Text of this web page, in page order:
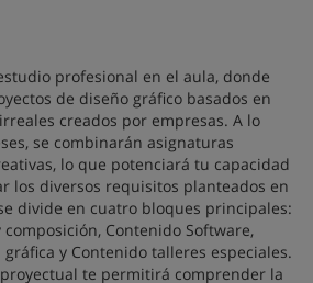
profesional en el aula, donde
de diseño gráfico basados en
creados por empresas. A lo
se combinarán asignaturas
lo que potenciará tu capacidad
los diversos requisitos planteados en
divide en cuatro bloques principales:
Contenido Software,
y Contenido talleres especiales.
te permitirá comprender la